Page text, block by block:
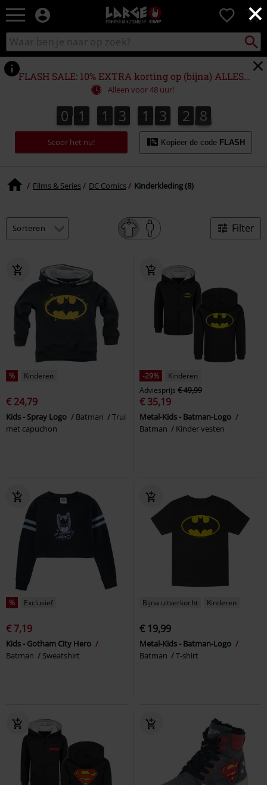
×
Large
–
Muziek-,
en
gaming-
merch
+
alternatieve
kleding
0
Zoek
in
catalogus
zoeken
FLASH SALE: 10% EXTRA korting op (bijna) ALLES!*
Alleen voor 48 uur!
0
0 1
1 1
1 3
3 1
1 3
3 2
3
2 7
8
7
9
8
Scoor het nu! Kopieer de code FLASH
Films & Series DC Comics Kinderkleding (8)
Filter
% Kinderen
€ 24,79
Kids - Spray Logo Batman
Trui
met capuchon
-29%
Kinderen
Adviesprijs € 49,99
€ 35,19
Metal-Kids - Batman-Logo
Batman
Kinder vesten
% Exclusief
€ 7,19
Kids - Gotham City Hero
Batman
Sweatshirt
Bijna uitverkocht Kinderen
€ 19,99
Metal-Kids - Batman-Logo
Batman
T-shirt